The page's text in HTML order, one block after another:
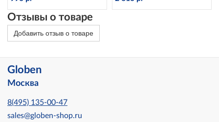
Отзывы о товаре
Добавить отзыв о товаре
Globen
Москва
8(495) 135-00-47
sales@globen-shop.ru